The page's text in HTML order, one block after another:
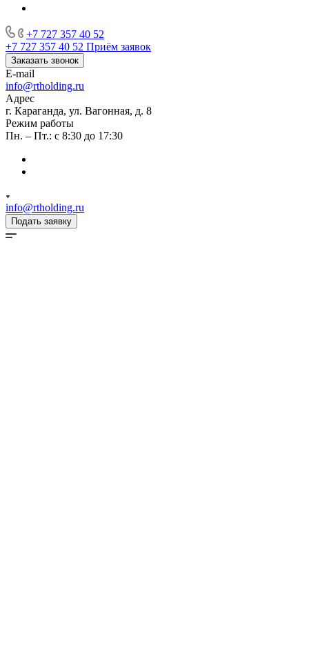
+7 727 357 40 52
+7 727 357 40 52 Приём заявок
Заказать звонок
E-mail
info@rtholding.ru
Адрес
г. Караганда, ул. Вагонная, д. 8
Режим работы
Пн. – Пт.: с 8:30 до 17:30
info@rtholding.ru
Подать заявку